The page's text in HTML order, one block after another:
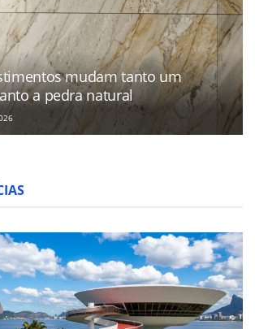
mudam tanto um
a pedra natural